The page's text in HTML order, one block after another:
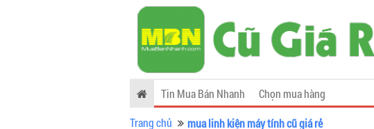
Tin Mua Bán Nhanh
Chọn mua hàng
Trang chủ
mua linh kiện máy tính cũ giá rẻ